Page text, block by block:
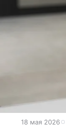
18 мая 2026